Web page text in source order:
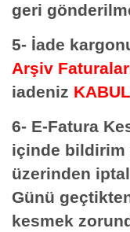
geri
5- İade
Arşiv
iadeniz
6- E-Fatura
içinde bildirim
üzerinden
Günü
kesmek